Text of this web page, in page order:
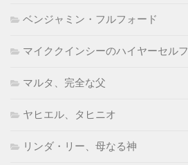
ベンジャミン・フルフォード
マイククインシーのハイヤーセルフ
マルタ、完全な父
ヤヒエル、タヒニオ
リンダ・リー、母なる神